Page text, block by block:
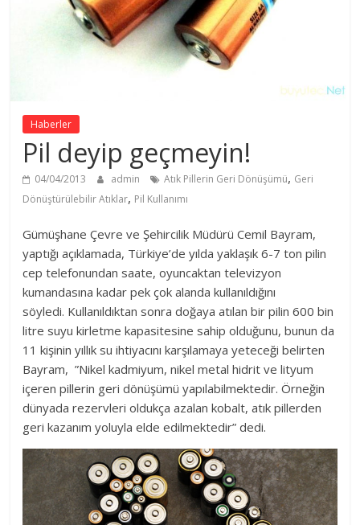
Haberler
Pil deyip geçmeyin!
04/04/2013 admin Atık Pillerin Geri Dönüşümü, Geri
Dönüştürülebilir Atıklar, Pil Kullanımı
Gümüşhane Çevre ve Şehircilik Müdürü Cemil Bayram,
yaptığı açıklamada, Türkiye’de yılda yaklaşık 6-7 ton pilin
cep telefonundan saate, oyuncaktan televizyon
kumandasına kadar pek çok alanda kullanıldığını
söyledi. Kullanıldıktan sonra doğaya atılan bir pilin 600 bin
litre suyu kirletme kapasitesine sahip olduğunu, bunun da
11 kişinin yıllık su ihtiyacını karşılamaya yeteceği belirten
Bayram, ”Nikel kadmiyum, nikel metal hidrit ve lityum
içeren pillerin geri dönüşümü yapılabilmektedir. Örneğin
dünyada rezervleri oldukça azalan kobalt, atık pillerden
geri kazanım yoluyla elde edilmektedir” dedi.